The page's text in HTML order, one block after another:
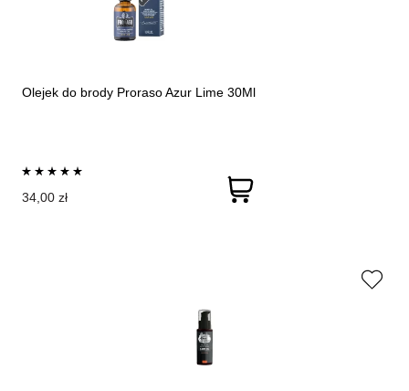
Olejek do brody Proraso Azur Lime 30Ml
34,00 zł